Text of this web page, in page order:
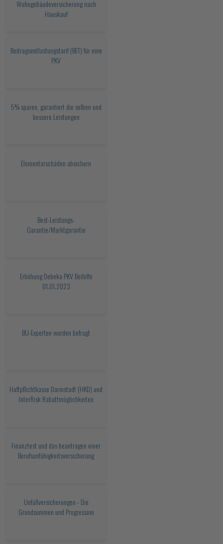
Wohngebäudeversicherung nach
Hauskauf
Beitragsentlastungstarif (BET) für eine
PKV
5% sparen, garantiert die selben und
bessere Leistungen
Elementarschäden absichern
Best-Leistungs-
Garantie/Marktgarantie
Erhöhung Debeka PKV Beihilfe
01.01.2023
BU-Experten wurden befragt
Haftpflichtkasse Darmstadt (HKD) und
InterRisk Rabattmöglichkeiten
Finanztest und das beantragen einer
Berufsunfähigkeitsversicherung
Unfallversicherungen - Die
Grundsummen und Progression